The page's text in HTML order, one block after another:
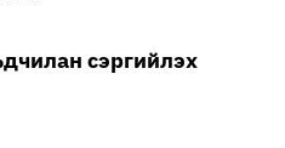
сэргийлэх